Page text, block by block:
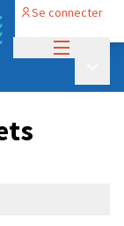
Se connecter